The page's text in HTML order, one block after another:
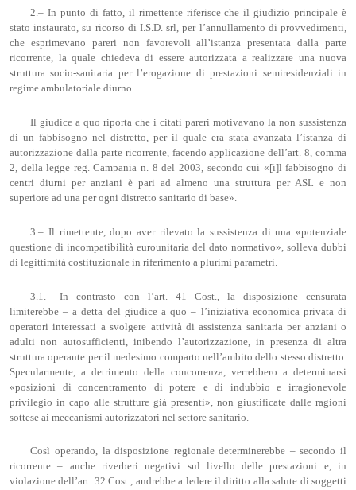
2.– In punto di fatto, il rimettente riferisce che il giudizio principale è
stato instaurato, su ricorso di I.S.D. srl, per l’annullamento di provvedimenti,
che esprimevano pareri non favorevoli all’istanza presentata dalla parte
ricorrente, la quale chiedeva di essere autorizzata a realizzare una nuova
struttura socio-sanitaria per l’erogazione di prestazioni semiresidenziali in
regime ambulatoriale diurno.
Il giudice a quo riporta che i citati pareri motivavano la non sussistenza
di un fabbisogno nel distretto, per il quale era stata avanzata l’istanza di
autorizzazione dalla parte ricorrente, facendo applicazione dell’art. 8, comma
2, della legge reg. Campania n. 8 del 2003, secondo cui «[i]l fabbisogno di
centri diurni per anziani è pari ad almeno una struttura per ASL e non
superiore ad una per ogni distretto sanitario di base».
3.– Il rimettente, dopo aver rilevato la sussistenza di una «potenziale
questione di incompatibilità eurounitaria del dato normativo», solleva dubbi
di legittimità costituzionale in riferimento a plurimi parametri.
3.1.– In contrasto con l’art. 41 Cost., la disposizione censurata
limiterebbe – a detta del giudice a quo – l’iniziativa economica privata di
operatori interessati a svolgere attività di assistenza sanitaria per anziani o
adulti non autosufficienti, inibendo l’autorizzazione, in presenza di altra
struttura operante per il medesimo comparto nell’ambito dello stesso distretto.
Specularmente, a detrimento della concorrenza, verrebbero a determinarsi
«posizioni di concentramento di potere e di indubbio e irragionevole
privilegio in capo alle strutture già presenti», non giustificate dalle ragioni
sottese ai meccanismi autorizzatori nel settore sanitario.
Così operando, la disposizione regionale determinerebbe – secondo il
ricorrente – anche riverberi negativi sul livello delle prestazioni e, in
violazione dell’art. 32 Cost., andrebbe a ledere il diritto alla salute di soggetti